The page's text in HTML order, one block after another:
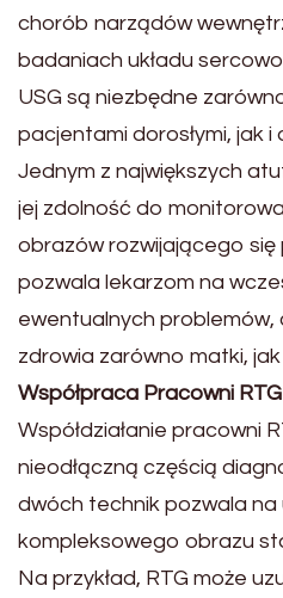
chorób narządów
badaniach układu
USG są niezbędne
pacjentami dorosłymi, jak i
Jednym z największych
jej zdolność do
obrazów rozwijającego się
pozwala lekarzom na
ewentualnych problemów,
zdrowia zarówno matki, jak
Współpraca Pracowni RTG
Współdziałanie pracowni
nieodłączną częścią
dwóch technik pozwala na
kompleksowego obrazu
Na przykład, RTG może